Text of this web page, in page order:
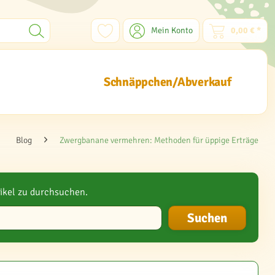
Mein Konto 0,00 € *
Schnäppchen/Abverkauf
Blog Zwergbanane vermehren: Methoden für üppige Erträge
zu durchsuchen.